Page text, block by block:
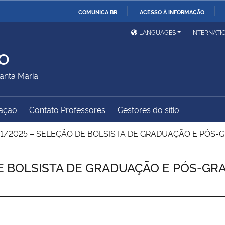
COMUNICA BR ACESSO À INFORMAÇÃO
Ministério da Defesa
Ministério das Relações
Exteriores
Ministério do
Desenvolvimento Regional
Controladoria-Geral da
União
Advocacia-Geral da União Banco Central do Brasil
LANGUAGES
Maria
Contato Professores Gestores do sítio
1/2025 – SELEÇÃO DE BOLSISTA DE GRADUAÇÃO E PÓS-
DE GRADUAÇÃO E PÓS-